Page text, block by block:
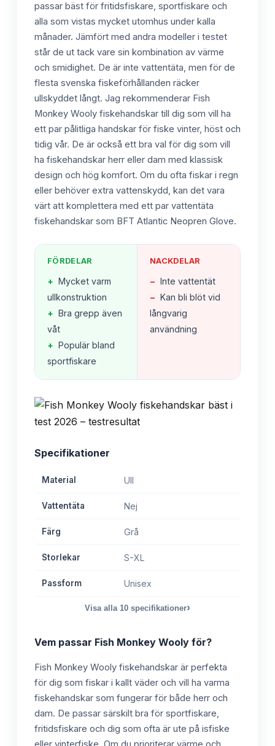
passar bäst för fritidsfiskare, sportfiskare och
alla som vistas mycket utomhus under kalla
månader. Jämfört med andra modeller i testet
står de ut tack vare sin kombination av värme
och smidighet. De är inte vattentäta, men för de
flesta svenska fiskeförhållanden räcker
ullskyddet långt. Jag rekommenderar Fish
Monkey Wooly fiskehandskar till dig som vill ha
ett par pålitliga handskar för fiske vinter, höst och
tidig vår. De är också ett bra val för dig som vill
ha fiskehandskar herr eller dam med klassisk
design och hög komfort. Om du ofta fiskar i regn
eller behöver extra vattenskydd, kan det vara
värt att komplettera med ett par vattentäta
fiskehandskar som BFT Atlantic Neopren Glove.
FÖRDELAR
+ Mycket varm
ullkonstruktion
+ Bra grepp även
våt
+ Populär bland
sportfiskare
NACKDELAR
− Inte vattentät
− Kan bli blöt vid
långvarig
användning
Specifikationer
Material Ull
Vattentäta Nej
Färg Grå
Storlekar S-XL
Passform Unisex
Visa alla 10 specifikationer›
Vem passar Fish Monkey Wooly för?
Fish Monkey Wooly fiskehandskar är perfekta
för dig som fiskar i kallt väder och vill ha varma
fiskehandskar som fungerar för både herr och
dam. De passar särskilt bra för sportfiskare,
fritidsfiskare och dig som ofta är ute på isfiske